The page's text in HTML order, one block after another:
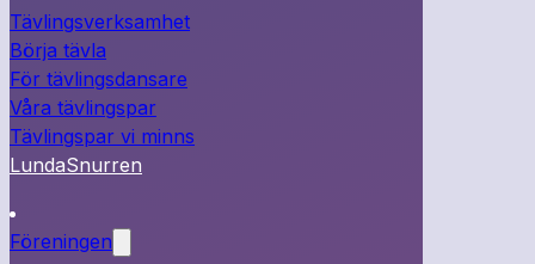
Tävlingsverksamhet
Börja tävla
För tävlingsdansare
Våra tävlingspar
Tävlingspar vi minns
LundaSnurren
Föreningen